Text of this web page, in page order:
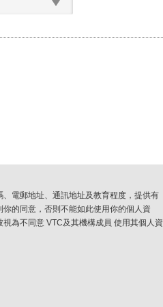
電郵地址、通訊地址及教育程度，提供有
的同意，否則不能如此使用你的個人資
為不同意 VTC及其機構成員 使用其個人資